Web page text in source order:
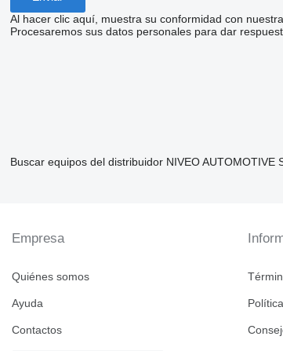
Al hacer clic aquí, muestra su conformidad con nuestra
Procesaremos sus datos personales para dar
Buscar equipos del distribuidor NIVEO AUTOMOTIVE
Empresa
Quiénes somos
Ayuda
Contactos